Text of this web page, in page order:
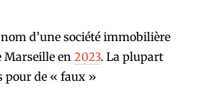
d’une société immobilière
Marseille en 2023. La plupart
pour de « faux »